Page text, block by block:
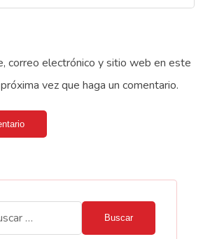
correo electrónico y sitio web en este
vez que haga un comentario.
Buscar